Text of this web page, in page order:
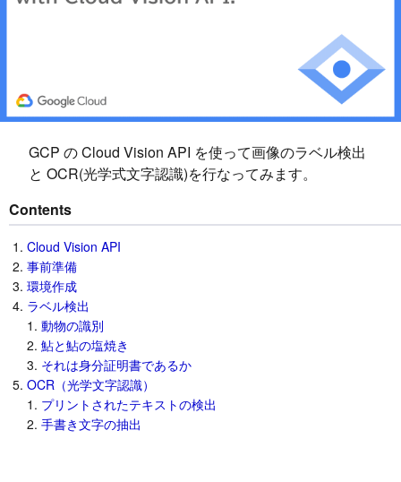
GCP の Cloud Vision API を使って画像のラベル検出
と OCR(光学式文字認識)を行なってみます。
Contents
Cloud Vision API
事前準備
環境作成
ラベル検出
動物の識別
鮎と鮎の塩焼き
それは身分証明書であるか
OCR（光学文字認識）
プリントされたテキストの検出
手書き文字の抽出